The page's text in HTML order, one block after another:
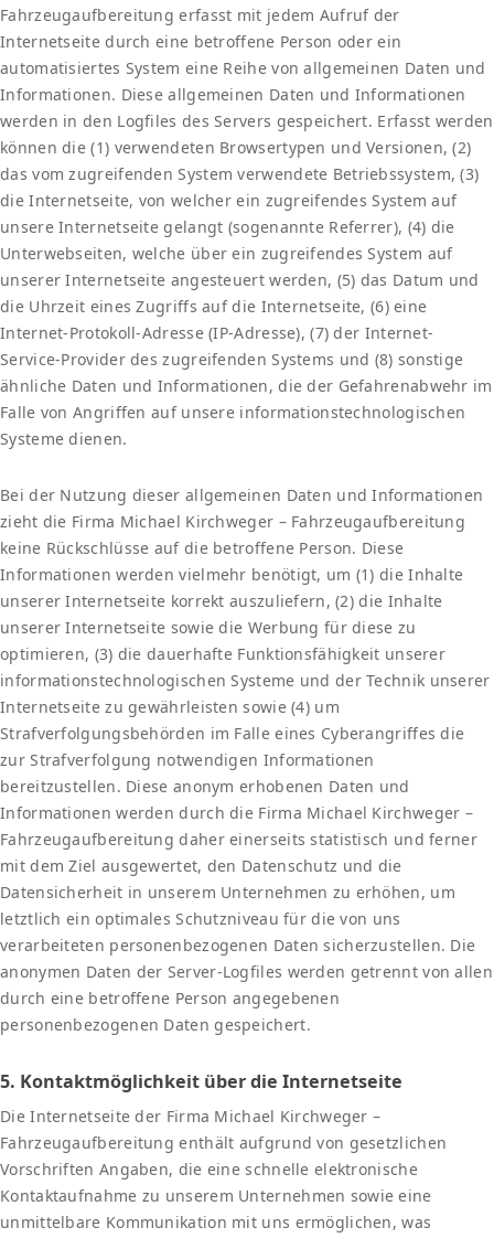
Fahrzeugaufbereitung erfasst mit jedem Aufruf der
Internetseite durch eine betroffene Person oder ein
automatisiertes System eine Reihe von allgemeinen Daten und
Informationen. Diese allgemeinen Daten und Informationen
werden in den Logfiles des Servers gespeichert. Erfasst werden
können die (1) verwendeten Browsertypen und Versionen, (2)
das vom zugreifenden System verwendete Betriebssystem, (3)
die Internetseite, von welcher ein zugreifendes System auf
unsere Internetseite gelangt (sogenannte Referrer), (4) die
Unterwebseiten, welche über ein zugreifendes System auf
unserer Internetseite angesteuert werden, (5) das Datum und
die Uhrzeit eines Zugriffs auf die Internetseite, (6) eine
Internet-Protokoll-Adresse (IP-Adresse), (7) der Internet-
Service-Provider des zugreifenden Systems und (8) sonstige
ähnliche Daten und Informationen, die der Gefahrenabwehr im
Falle von Angriffen auf unsere informationstechnologischen
Systeme dienen.
Bei der Nutzung dieser allgemeinen Daten und Informationen
zieht die Firma Michael Kirchweger – Fahrzeugaufbereitung
keine Rückschlüsse auf die betroffene Person. Diese
Informationen werden vielmehr benötigt, um (1) die Inhalte
unserer Internetseite korrekt auszuliefern, (2) die Inhalte
unserer Internetseite sowie die Werbung für diese zu
optimieren, (3) die dauerhafte Funktionsfähigkeit unserer
informationstechnologischen Systeme und der Technik unserer
Internetseite zu gewährleisten sowie (4) um
Strafverfolgungsbehörden im Falle eines Cyberangriffes die
zur Strafverfolgung notwendigen Informationen
bereitzustellen. Diese anonym erhobenen Daten und
Informationen werden durch die Firma Michael Kirchweger –
Fahrzeugaufbereitung daher einerseits statistisch und ferner
mit dem Ziel ausgewertet, den Datenschutz und die
Datensicherheit in unserem Unternehmen zu erhöhen, um
letztlich ein optimales Schutzniveau für die von uns
verarbeiteten personenbezogenen Daten sicherzustellen. Die
anonymen Daten der Server-Logfiles werden getrennt von allen
durch eine betroffene Person angegebenen
personenbezogenen Daten gespeichert.
5. Kontaktmöglichkeit über die Internetseite
Die Internetseite der Firma Michael Kirchweger –
Fahrzeugaufbereitung enthält aufgrund von gesetzlichen
Vorschriften Angaben, die eine schnelle elektronische
Kontaktaufnahme zu unserem Unternehmen sowie eine
unmittelbare Kommunikation mit uns ermöglichen, was